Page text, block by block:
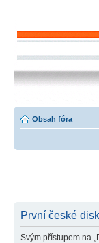
Obsah fóra
První české
Svým přístupem na